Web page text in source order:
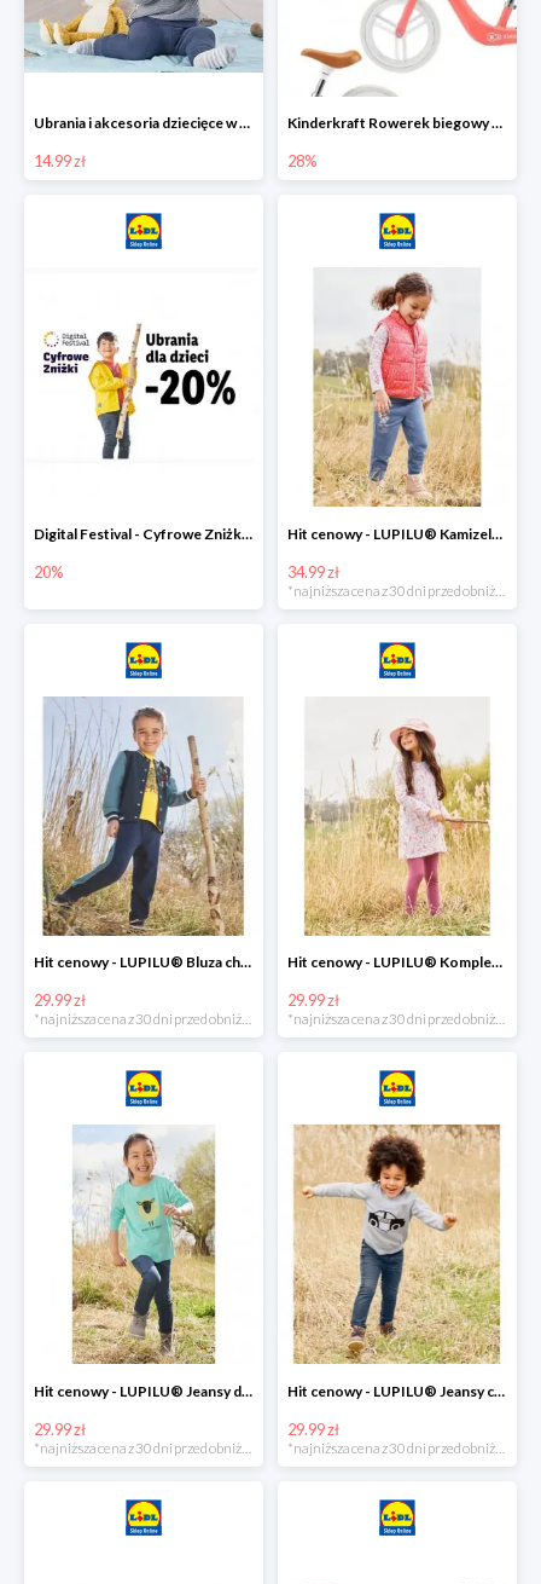
Ubrania i akcesoria dziecięce w Lidlu Online od 14,99 zł
14.99 zł
Kinderkraft Rowerek biegowy Fly
28%
Digital Festival - Cyfrowe Zniżki Ubrania dla dzieci w Lidlu -20%
20%
Hit cenowy - LUPILU® Kamizelka pikowana dziewczęca
34.99 zł
Hit cenowy - LUPILU® Bluza chłopięca w stylu college
29.99 zł
*najniższa cena z 30 dni przed obniżką
Hit cenowy - LUPILU® Komplet dziewczęcy (sukienka + legginsy)
29.99 zł
*najniższa cena z 30 dni przed obniżką
Hit cenowy - LUPILU® Jeansy dziewczęce slim fit
29.99 zł
Hit cenowy - LUPILU® Jeansy chłopięce slim fit
29.99 zł